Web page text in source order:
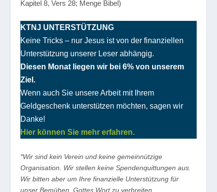
Kapitel 8, Vers 28; Menge Bibel)
KTNJ UNTERSTÜTZUNG
Keine Tricks – nur Jesus ist von der finanziellen
Unterstützung unserer Leser abhängig.
Diesen Monat liegen wir bei 6% von unserem
Ziel.
Wenn auch Sie unsere Arbeit mit Ihrem
Geldgeschenk unterstützen möchten, sagen wir
Danke!
Hier können Sie mehr erfahren.
*Wir sind kein Verein und keine gemeinnützige
Organisation. Wir stellen keine Spendenquittungen aus.
Wir bitten aber um Ihre finanzielle Unterstützung für
unser Bemühen, Gottes Wort zu verbreiten.